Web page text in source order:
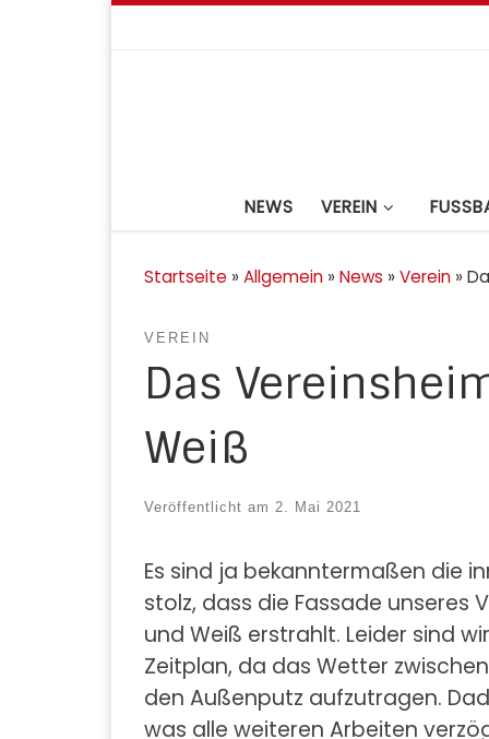
NEWS VEREIN
Startseite » Allgemein » News » Verein »
VEREIN
Das
Weiß
Veröffentlicht am 2. Mai 2021
Es sind ja bekanntermaßen die
stolz, dass die Fassade unseres
und Weiß erstrahlt. Leider sind
Zeitplan, da das Wetter
den Außenputz aufzutragen.
was alle weiteren Arbeiten